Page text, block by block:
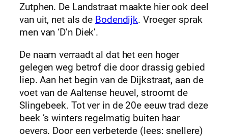
Zutphen. De Landstraat maakte hier ook deel
van uit, net als de Bodendijk. Vroeger sprak
men van ‘D’n Diek’.
De naam verraadt al dat het een hoger
gelegen weg betrof die door drassig gebied
liep. Aan het begin van de Dijkstraat, aan de
voet van de Aaltense heuvel, stroomt de
Slingebeek. Tot ver in de 20e eeuw trad deze
beek ’s winters regelmatig buiten haar
oevers. Door een verbeterde (lees: snellere)